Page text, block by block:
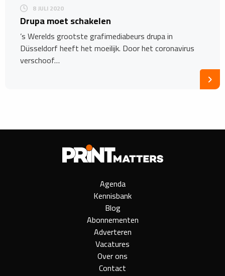
8 JULI 2020
Drupa moet schakelen
’s Werelds grootste grafimediabeurs drupa in
Düsseldorf heeft het moeilijk. Door het coronavirus
verschoof…
Agenda
Kennisbank
Blog
Abonnementen
Adverteren
Vacatures
Over ons
Contact